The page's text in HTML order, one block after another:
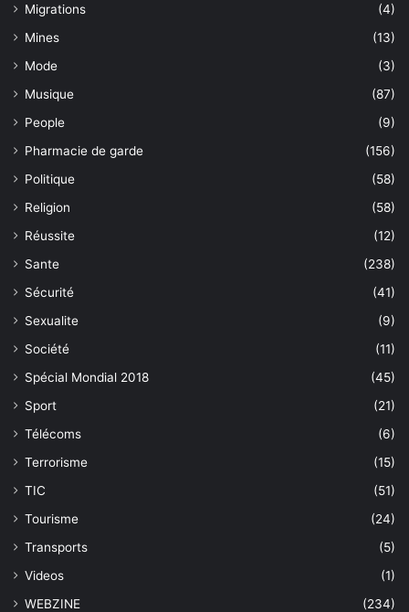
Migrations
(4)
Mines
(13)
Mode
(3)
Musique
(87)
People
(9)
Pharmacie de garde
(156)
Politique
(58)
Religion
(58)
Réussite
(12)
Sante
(238)
Sécurité
(41)
Sexualite
(9)
Société
(11)
Spécial Mondial 2018
(45)
Sport
(21)
Télécoms
(6)
Terrorisme
(15)
TIC
(51)
Tourisme
(24)
Transports
(5)
Videos
(1)
WEBZINE
(234)